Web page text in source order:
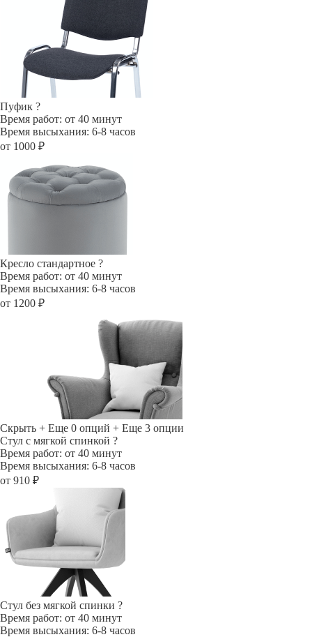
Пуфик ?
Время работ: от 40 минут
Время высыхания: 6-8 часов
от 1000 ₽
Кресло стандартное ?
Время работ: от 40 минут
Время высыхания: 6-8 часов
от 1200 ₽
Скрыть + Еще 0 опций + Еще 3 опции
Стул с мягкой спинкой ?
Время работ: от 40 минут
Время высыхания: 6-8 часов
от 910 ₽
Стул без мягкой спинки ?
Время работ: от 40 минут
Время высыхания: 6-8 часов